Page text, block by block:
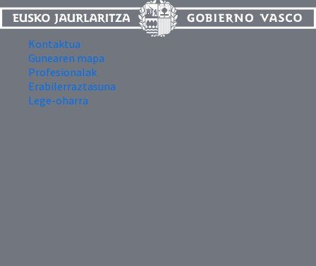
Kontaktua
Gunearen mapa
Profesionalak
Erabilerraztasuna
Lege-oharra